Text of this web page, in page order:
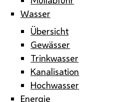
Wasser
Übersicht
Gewässer
Trinkwasser
Kanalisation
Hochwasser
Energie